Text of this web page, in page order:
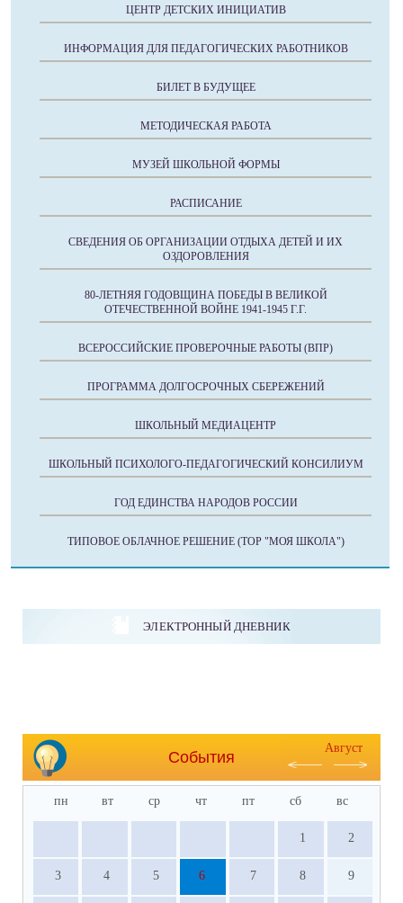
ЦЕНТР ДЕТСКИХ ИНИЦИАТИВ
ИНФОРМАЦИЯ ДЛЯ ПЕДАГОГИЧЕСКИХ РАБОТНИКОВ
БИЛЕТ В БУДУЩЕЕ
МЕТОДИЧЕСКАЯ РАБОТА
МУЗЕЙ ШКОЛЬНОЙ ФОРМЫ
РАСПИСАНИЕ
СВЕДЕНИЯ ОБ ОРГАНИЗАЦИИ ОТДЫХА ДЕТЕЙ И ИХ
ОЗДОРОВЛЕНИЯ
80-ЛЕТНЯЯ ГОДОВЩИНА ПОБЕДЫ В ВЕЛИКОЙ
ОТЕЧЕСТВЕННОЙ ВОЙНЕ 1941-1945 Г.Г.
ВСЕРОССИЙСКИЕ ПРОВЕРОЧНЫЕ РАБОТЫ (ВПР)
ПРОГРАММА ДОЛГОСРОЧНЫХ СБЕРЕЖЕНИЙ
ШКОЛЬНЫЙ МЕДИАЦЕНТР
ШКОЛЬНЫЙ ПСИХОЛОГО-ПЕДАГОГИЧЕСКИЙ КОНСИЛИУМ
ГОД ЕДИНСТВА НАРОДОВ РОССИИ
ТИПОВОЕ ОБЛАЧНОЕ РЕШЕНИЕ (ТОР "МОЯ ШКОЛА")
ЭЛЕКТРОННЫЙ ДНЕВНИК
События
Август
пн вт ср чт пт сб вс
1 2
3 4 5 6 7 8 9